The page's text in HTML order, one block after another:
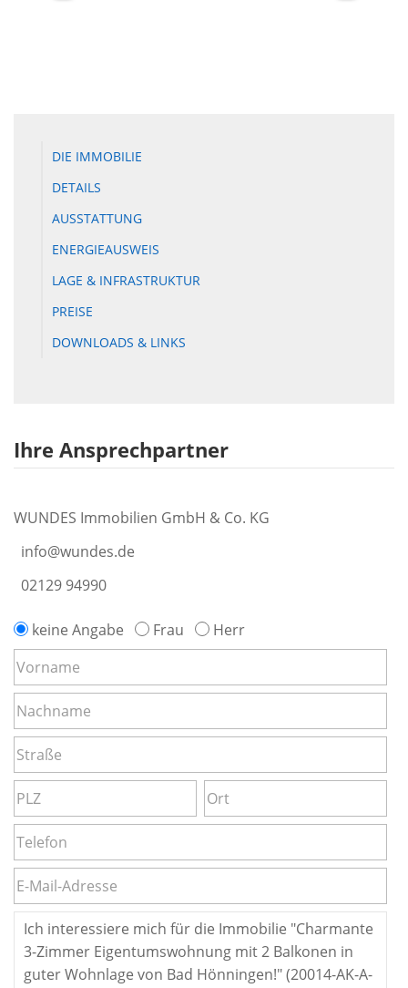
DIE IMMOBILIE
DETAILS
AUSSTATTUNG
ENERGIEAUSWEIS
LAGE & INFRASTRUKTUR
PREISE
DOWNLOADS & LINKS
Ihre Ansprechpartner
WUNDES Immobilien GmbH & Co. KG
info@wundes.de
02129 94990
keine Angabe Frau Herr